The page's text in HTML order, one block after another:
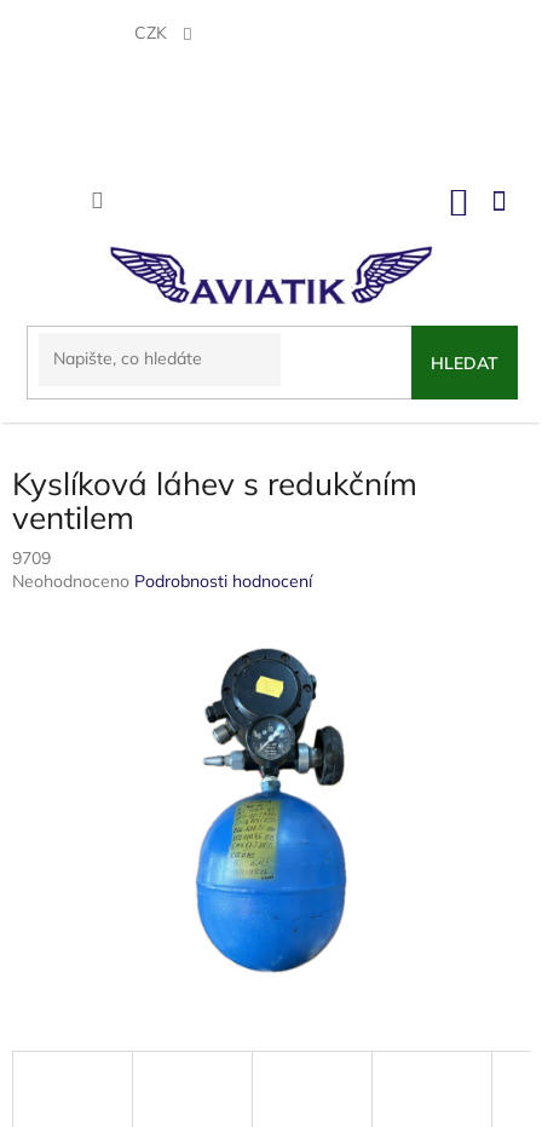
CZK
HLEDAT
Kyslíková láhev s redukčním
ventilem
9709
Průměrné
Neohodnoceno Podrobnosti hodnocení